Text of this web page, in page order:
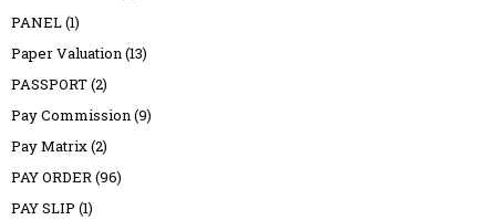
PANEL(1)
Paper Valuation(13)
PASSPORT(2)
Pay Commission(9)
Pay Matrix(2)
PAY ORDER(96)
PAY SLIP (1)